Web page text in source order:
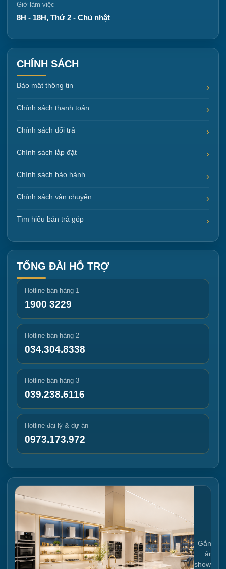
Giờ làm việc
8H - 18H, Thứ 2 - Chủ nhật
CHÍNH SÁCH
Bảo mật thông tin
Chính sách thanh toán
Chính sách đổi trả
Chính sách lắp đặt
Chính sách bảo hành
Chính sách vận chuyển
Tìm hiểu bán trả góp
TỔNG ĐÀI HỖ TRỢ
Hotline bán hàng 1
1900 3229
Hotline bán hàng 2
034.304.8338
Hotline bán hàng 3
039.238.6116
Hotline đại lý & dự án
0973.173.972
Gắn link
ảnh